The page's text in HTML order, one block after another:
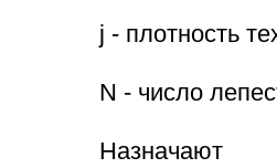
j - плотность
N - число